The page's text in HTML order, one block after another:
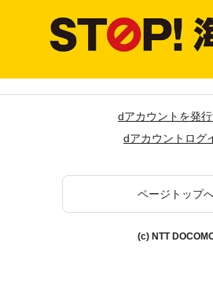
dアカウントを発
dアカウントログ
ページトップ
(c) NTT